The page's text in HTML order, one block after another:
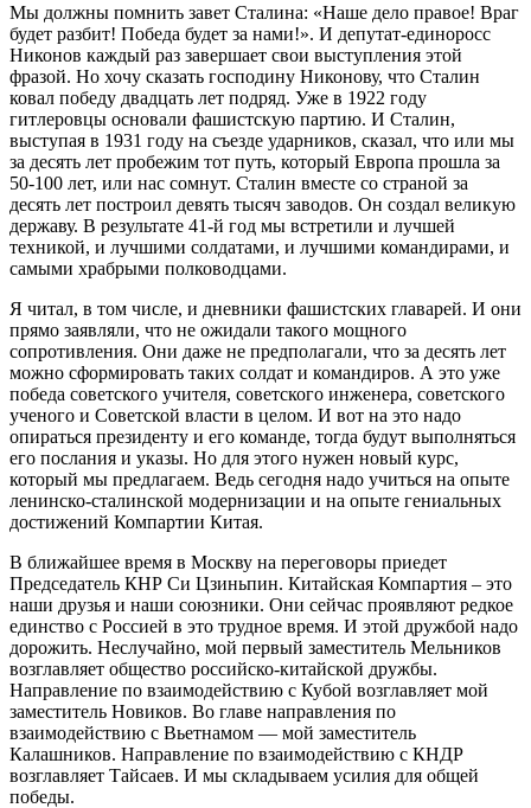
Мы должны помнить завет Сталина: «Наше дело правое! Враг
будет разбит! Победа будет за нами!». И депутат-единоросс
Никонов каждый раз завершает свои выступления этой
фразой. Но хочу сказать господину Никонову, что Сталин
ковал победу двадцать лет подряд. Уже в 1922 году
гитлеровцы основали фашистскую партию. И Сталин,
выступая в 1931 году на съезде ударников, сказал, что или мы
за десять лет пробежим тот путь, который Европа прошла за
50-100 лет, или нас сомнут. Сталин вместе со страной за
десять лет построил девять тысяч заводов. Он создал великую
державу. В результате 41-й год мы встретили и лучшей
техникой, и лучшими солдатами, и лучшими командирами, и
самыми храбрыми полководцами.
Я читал, в том числе, и дневники фашистских главарей. И они
прямо заявляли, что не ожидали такого мощного
сопротивления. Они даже не предполагали, что за десять лет
можно сформировать таких солдат и командиров. А это уже
победа советского учителя, советского инженера, советского
ученого и Советской власти в целом. И вот на это надо
опираться президенту и его команде, тогда будут выполняться
его послания и указы. Но для этого нужен новый курс,
который мы предлагаем. Ведь сегодня надо учиться на опыте
ленинско-сталинской модернизации и на опыте гениальных
достижений Компартии Китая.
В ближайшее время в Москву на переговоры приедет
Председатель КНР Си Цзиньпин. Китайская Компартия – это
наши друзья и наши союзники. Они сейчас проявляют редкое
единство с Россией в это трудное время. И этой дружбой надо
дорожить. Неслучайно, мой первый заместитель Мельников
возглавляет общество российско-китайской дружбы.
Направление по взаимодействию с Кубой возглавляет мой
заместитель Новиков. Во главе направления по
взаимодействию с Вьетнамом — мой заместитель
Калашников. Направление по взаимодействию с КНДР
возглавляет Тайсаев. И мы складываем усилия для общей
победы.